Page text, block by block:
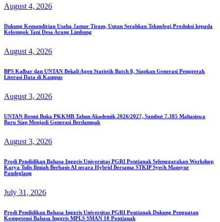
August 4, 2026
Dukung Kemandirian Usaha Jamur Tiram, Untan Serahkan Teknologi Produksi kepada
Kelompok Tani Desa Arang Limbung
August 4, 2026
BPS Kalbar dan UNTAN Bekali Agen Statistik Batch 8, Siapkan Generasi Penggerak
Literasi Data di Kampus
August 3, 2026
UNTAN Resmi Buka PKKMB Tahun Akademik 2026/2027, Sambut 7.385 Mahasiswa
Baru Siap Menjadi Generasi Berdampak
August 3, 2026
Prodi Pendidikan Bahasa Inggris Universitas PGRI Pontianak Selenggarakan Workshop
Karya Tulis Ilmiah Berbasis AI secara Hybrid Bersama STKIP Syech Mansyur
Pandeglang
July 31, 2026
Prodi Pendidikan Bahasa Inggris Universitas PGRI Pontianak Dukung Penguatan
Kompetensi Bahasa Inggris MPLS SMAN 10 Pontianak